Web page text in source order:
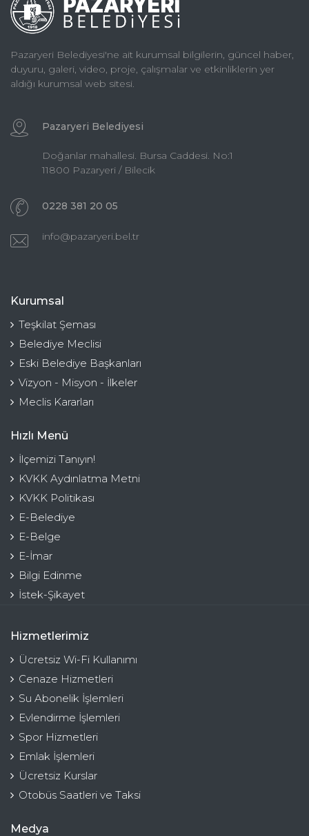
Pazaryeri Belediyesi'ne ait kurumsal bilgilerin, güncel haber,
duyuru, galeri, video, proje, çalışmalar ve etkinliklerin yer
aldığı kurumsal web sitesi.
Pazaryeri Belediyesi
Doğanlar mahallesi. Bursa Caddesi. No:1
11800 Pazaryeri / Bilecik
0228 381 20 05
info@pazaryeri.bel.tr
Kurumsal
Teşkilat Şeması
Belediye Meclisi
Eski Belediye Başkanları
Vizyon - Misyon - İlkeler
Meclis Kararları
Hızlı Menü
İlçemizi Tanıyın!
KVKK Aydınlatma Metni
KVKK Politikası
E-Belediye
E-Belge
E-İmar
Bilgi Edinme
İstek-Şikayet
Hizmetlerimiz
Ücretsiz Wi-Fi Kullanımı
Cenaze Hizmetleri
Su Abonelik İşlemleri
Evlendirme İşlemleri
Spor Hizmetleri
Emlak İşlemleri
Ücretsiz Kurslar
Otobüs Saatleri ve Taksi
Medya